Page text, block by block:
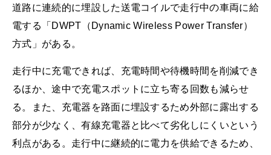
道路に連続的に埋設した送電コイルで走行中の車両に給
電する「DWPT（Dynamic Wireless Power Transfer）
方式」がある。
走行中に充電できれば、充電時間や待機時間を削減でき
るほか、途中で充電スポットに立ち寄る回数も減らせ
る。また、充電器を路面に埋設するため外部に露出する
部分が少なく、有線充電器と比べて劣化しにくいという
利点がある。走行中に継続的に電力を供給できるため、